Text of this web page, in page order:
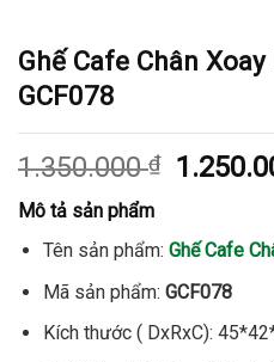
Ghế Cafe Chân
GCF078
1.350.000₫
Giá
Mô tả sản phẩm
Tên sản phẩm: Ghế Cafe
Mã sản phẩm: GCF078
Kích thước ( DxRxC):